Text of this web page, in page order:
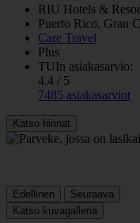
RIU Hotels &
Puerto Rico, Gran
Care Travel
Plus
TUIn asiakasarvio:
4.4 / 5
7485 asiakasarviot
Katso hinnat
Edellinen
Seuraava
Katso kuvagalleria